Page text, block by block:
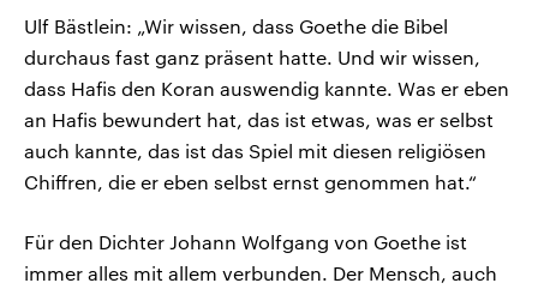
Ulf Bästlein: „Wir wissen, dass Goethe die Bibel
durchaus fast ganz präsent hatte. Und wir wissen,
dass Hafis den Koran auswendig kannte. Was er eben
an Hafis bewundert hat, das ist etwas, was er selbst
auch kannte, das ist das Spiel mit diesen religiösen
Chiffren, die er eben selbst ernst genommen hat.“
Für den Dichter Johann Wolfgang von Goethe ist
immer alles mit allem verbunden. Der Mensch, auch